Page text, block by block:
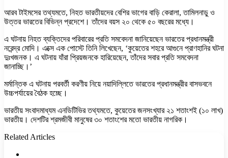
আরব টাইমসের তথ্যমতে, নিহত ভারতীয়দের বেশির ভাগের বাড়ি কেরালা, তামিলনাড়ু ও
উত্তর ভারতের বিভিন্ন প্রদেশে। তাঁদের বয়স ২০ থেকে ৫০ বছরের মধ্যে।
এ ঘটনায় নিহত ব্যক্তিদের পরিবারের প্রতি সমবেদনা জানিয়েছেন ভারতের প্রধানমন্ত্রী
নরেন্দ্র মোদি। এক্সে এক পোস্টে তিনি লিখেছেন, ‘কুয়েতের শহরে আগুনে প্রাণহানির ঘটনা
দুঃখজনক। এ ঘটনায় যাঁরা প্রিয়জনকে হারিয়েছেন, তাঁদের সবার প্রতি সমবেদনা
জানাচ্ছি।’
মর্মান্তিক এ ঘটনায় পরবর্তী করণীয় নিয়ে নয়াদিল্লিতে ভারতের প্রধানমন্ত্রীর বাসভবনে
উচ্চপর্যায়ের বৈঠক হচ্ছে।
ভারতীয় সংবাদমাধ্যম এনডিটিভির তথ্যমতে, কুয়েতের জনসংখ্যার ২১ শতাংশই (১০ লাখ)
ভারতীয়। দেশটির শ্রমজীবী মানুষের ৩০ শতাংশের মতো ভারতীয় নাগরিক।
Related Articles